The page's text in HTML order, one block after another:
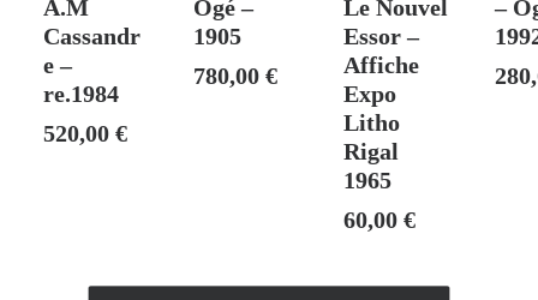
A.M
Cassandr
e –
re.1984
520,00 €
Ogé –
1905
780,00€
Le Nouvel
Essor –
Affiche
Expo
Litho
Rigal
1965
60,00€
–